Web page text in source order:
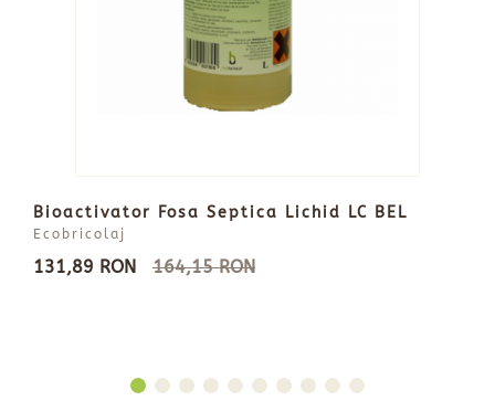
Bioactivator Fosa Septica Lichid LC BEL
Ecobricolaj
131,89 RON 164,15 RON